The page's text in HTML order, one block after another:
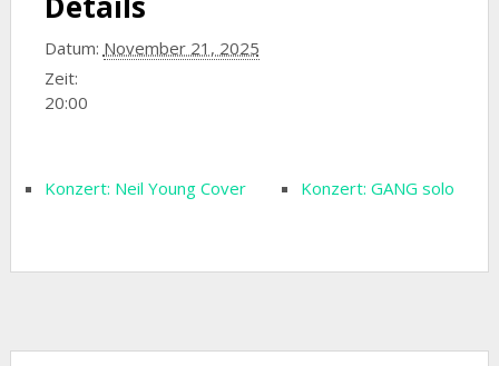
Datum: November 21, 2025
Zeit:
20:00
Konzert: Neil Young Cover Konzert: GANG solo